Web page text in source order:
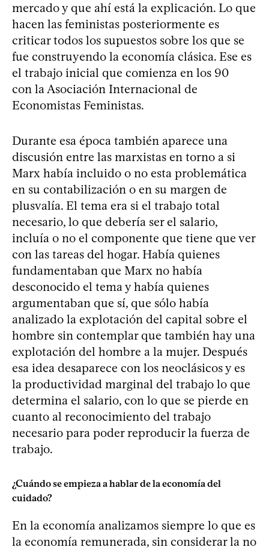
mercado y que ahí está la explicación. Lo que
hacen las feministas posteriormente es
criticar todos los supuestos sobre los que se
fue construyendo la economía clásica. Ese es
el trabajo inicial que comienza en los 90
con la Asociación Internacional de
Economistas Feministas.
Durante esa época también aparece una
discusión entre las marxistas en torno a si
Marx había incluido o no esta problemática
en su contabilización o en su margen de
plusvalía. El tema era si el trabajo total
necesario, lo que debería ser el salario,
incluía o no el componente que tiene que ver
con las tareas del hogar. Había quienes
fundamentaban que Marx no había
desconocido el tema y había quienes
argumentaban que sí, que sólo había
analizado la explotación del capital sobre el
hombre sin contemplar que también hay una
explotación del hombre a la mujer. Después
esa idea desaparece con los neoclásicos y es
la productividad marginal del trabajo lo que
determina el salario, con lo que se pierde en
cuanto al reconocimiento del trabajo
necesario para poder reproducir la fuerza de
trabajo.
¿Cuándo se empieza a hablar de la economía del
cuidado?
En la economía analizamos siempre lo que es
la economía remunerada, sin considerar la no